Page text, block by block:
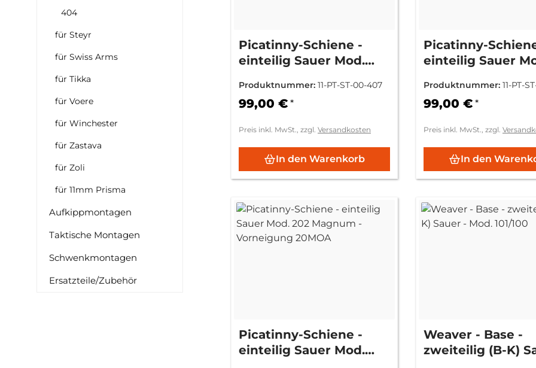
404
für Steyr
für Swiss Arms
für Tikka
für Voere
für Winchester
für Zastava
für Zoli
für 11mm Prisma
Aufkippmontagen
Taktische Montagen
Schwenkmontagen
Ersatzteile/Zubehör
Picatinny-Schiene -
einteilig Sauer Mod.
Produktnummer: 11-PT-ST-00-407
99,00 € *
Preis inkl. MwSt., zzgl. Versandkosten
In den Warenkorb
Picatinny-
einteilig Sauer
20MOA
Produktnummer: 11-PT-
0MOA
99,00 €*
Preis inkl. MwSt., zzgl.
In den
Picatinny-Schiene -
einteilig Sauer Mod.
Weaver - Base -
zweiteilig (B-K)